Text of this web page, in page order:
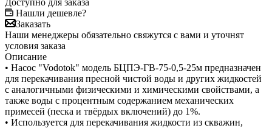
Нашли дешевле?
Заказать
Наши менеджеры обязательно свяжутся с вами и уточнят
условия заказа
Описание
• Насос "Vodotok" модель БЦПЭ-ГВ-75-0,5-25м предназначен
для перекачивания пресной чистой воды и других жидкостей
с аналогичными физическими и химическими свойствами, а
также воды с процентным содержанием механических
примесей (песка и твёрдых включений) до 1%.
• Используется для перекачивания жидкости из скважин,